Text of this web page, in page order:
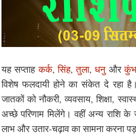
यह सप्ताहकर्क,सिंह,तुला,धनु औरकुंभ
विशेष फलदायी होने का संकेत दे रहा
जातकों को नौकरी, व्यवसाय, शिक्षा,
अच्छे परिणाम मिलेंगे। वहीं अन्य राशि
लाभ और उतार-चढ़ाव का सामना करना